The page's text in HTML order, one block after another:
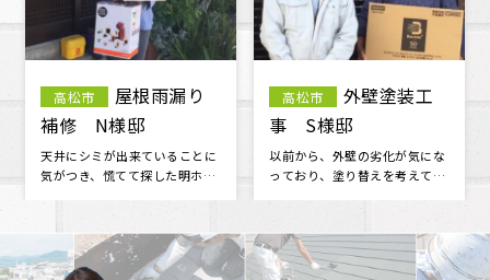
高松市
屋根塗装工
事 A様邸
台風が多くなる前に、屋根塗装
工事をお願いしました。 近所の
三木町
袖瓦補修・
漆喰工事 M様邸
工事の仕上がりには100％満足
です。 担当者並びに作業員さん